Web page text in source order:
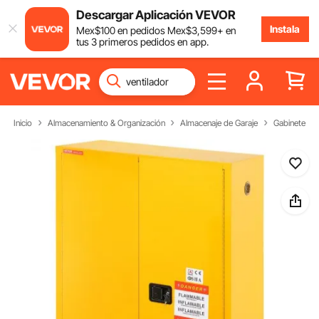
Descargar Aplicación VEVOR
Mex$100en pedidos Mex$3,599+ en
tus 3 primeros pedidos en app.
Instala
Inicio Almacenamiento & Organización Almacenaje de Garaje Gabinete de